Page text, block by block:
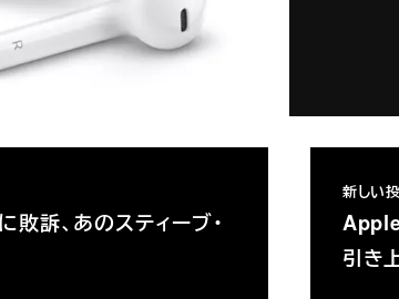
訴、あのスティーブ・
新しい
引き